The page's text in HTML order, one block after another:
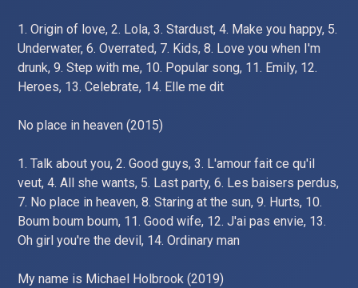
1. Origin of love, 2. Lola, 3. Stardust, 4. Make you happy, 5.
Underwater, 6. Overrated, 7. Kids, 8. Love you when I'm
drunk, 9. Step with me, 10. Popular song, 11. Emily, 12.
Heroes, 13. Celebrate, 14. Elle me dit
No place in heaven (2015)
1. Talk about you, 2. Good guys, 3. L'amour fait ce qu'il
veut, 4. All she wants, 5. Last party, 6. Les baisers perdus,
7. No place in heaven, 8. Staring at the sun, 9. Hurts, 10.
Boum boum boum, 11. Good wife, 12. J'ai pas envie, 13.
Oh girl you're the devil, 14. Ordinary man
My name is Michael Holbrook (2019)